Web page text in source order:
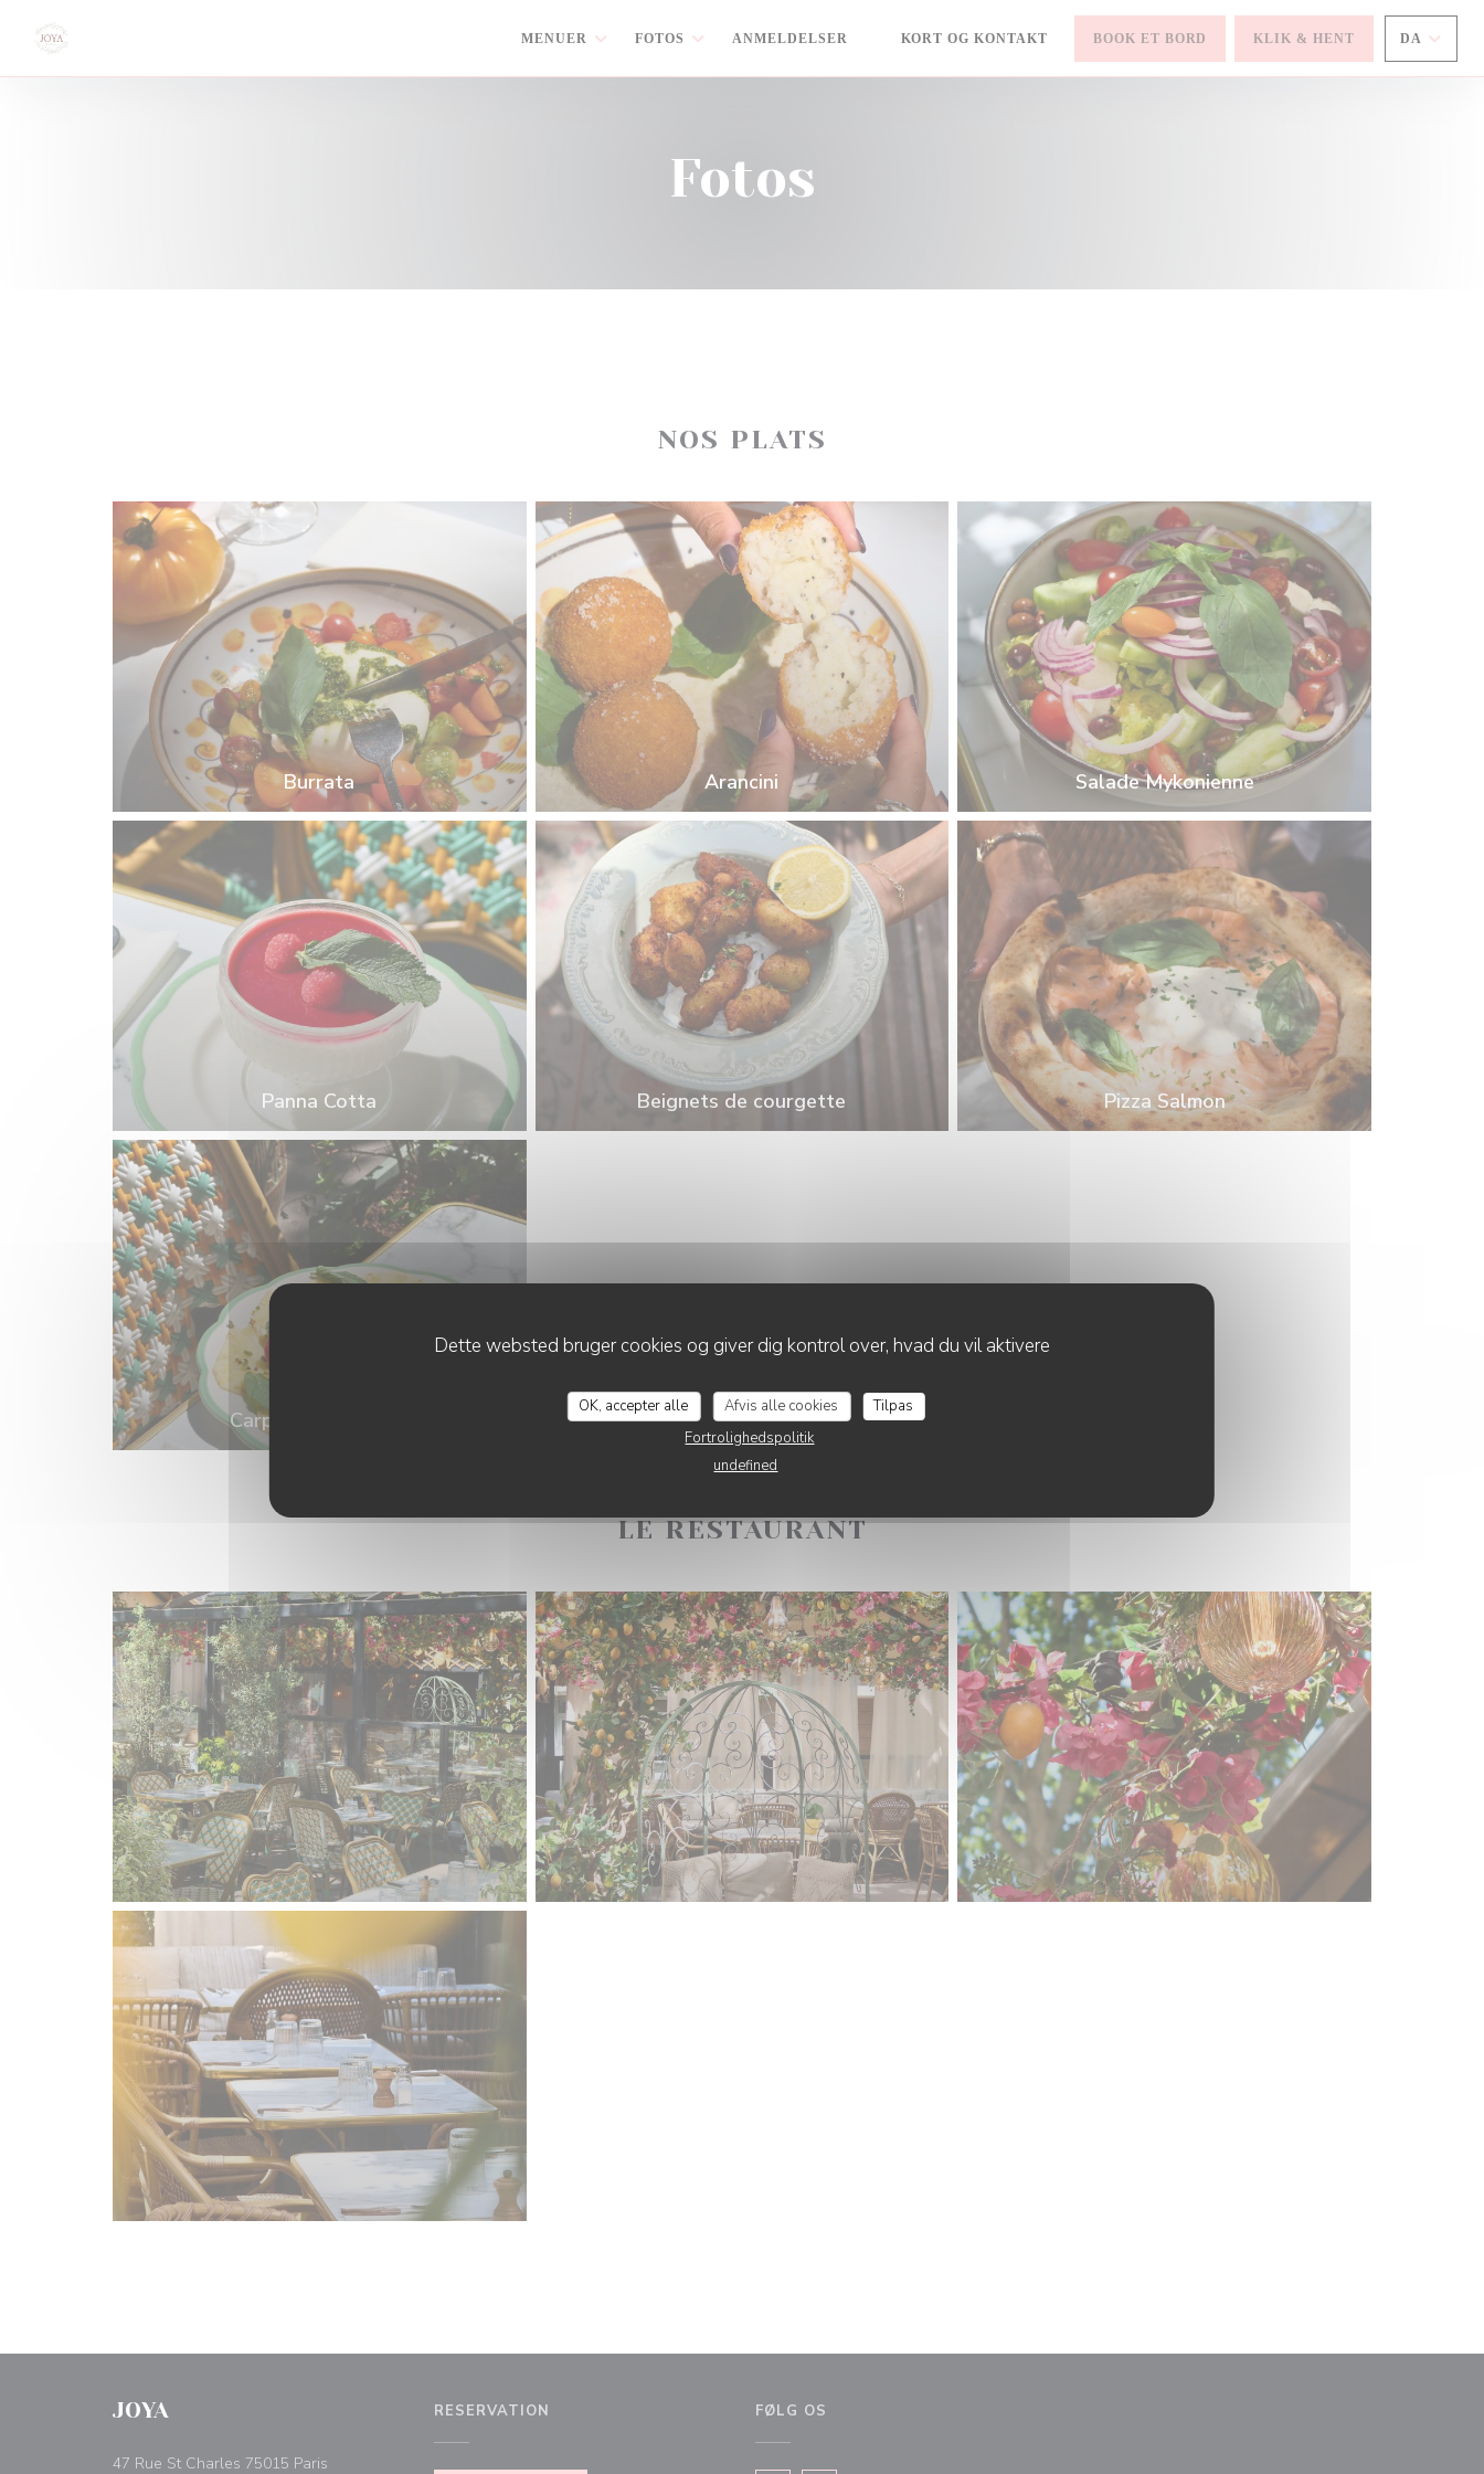
Dette websted bruger cookies og giver dig kontrol over, hvad du vil aktivere
OK, accepter alle Afvis alle cookies
Tilpas
Fortrolighedspolitik
undefined
MENUER FOTOS ANMELDELSER KORT OG KONTAKT BOOK ET BORD KLIK & HENT DA
Fotos
NOS PLATS
Burrata Arancini Salade Mykonienne
Panna Cotta Beignets de courgette Pizza Salmon
Carpaccio d'ananas
LE RESTAURANT
JOYA
47 Rue St Charles 75015 Paris
RESERVATION FØLG OS